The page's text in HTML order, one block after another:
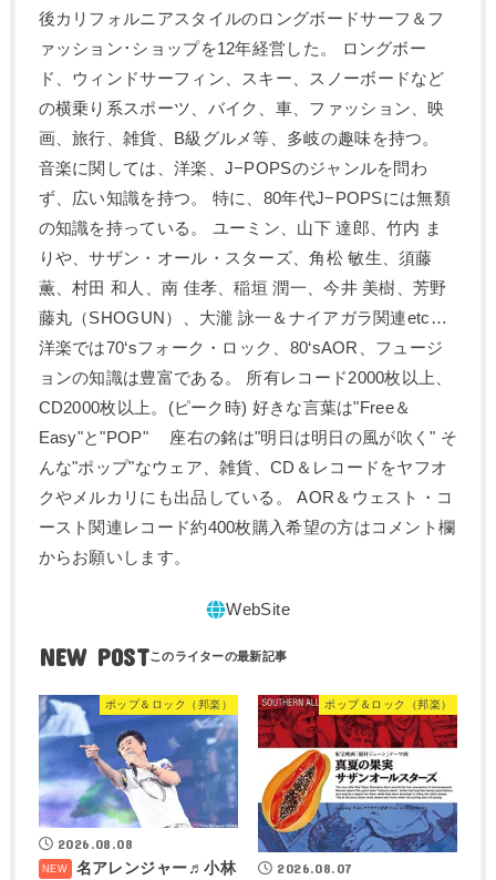
後カリフォルニアスタイルのロングボードサーフ＆フ
ァッション･ショップを12年経営した。 ロングボー
ド、ウィンドサーフィン、スキー、スノーボードなど
の横乗り系スポーツ、バイク、車、ファッション、映
画、旅行、雑貨、B級グルメ等、多岐の趣味を持つ。
音楽に関しては、洋楽、J−POPSのジャンルを問わ
ず、広い知識を持つ。 特に、80年代J−POPSには無類
の知識を持っている。 ユーミン、山下 達郎、竹内 ま
りや、サザン・オール・スターズ、角松 敏生、須藤
薫、村田 和人、南 佳孝、稲垣 潤一、今井 美樹、芳野
藤丸（SHOGUN）、大瀧 詠一＆ナイアガラ関連etc…
洋楽では70‘sフォーク・ロック、80‘sAOR、フュージ
ョンの知識は豊富である。 所有レコード2000枚以上、
CD2000枚以上。(ピーク時) 好きな言葉は"Free＆
Easy"と"POP" 座右の銘は"明日は明日の風が吹く" そ
んな"ポップ"なウェア、雑貨、CD＆レコードをヤフオ
クやメルカリにも出品している。 AOR＆ウェスト・コ
ースト関連レコード約400枚購入希望の方はコメント欄
からお願いします。
NEW POST
ポップ＆ロック（邦楽）
2026.08.08
名アレンジャー♬小林
ポップ＆ロック（邦楽）
2026.08.07